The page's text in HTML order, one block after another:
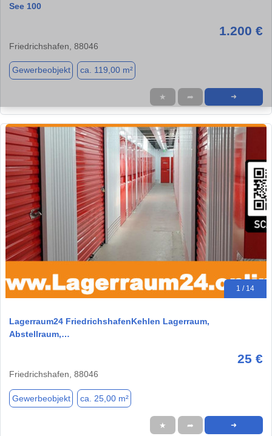
See 100
1.200 €
Friedrichshafen, 88046
Gewerbeobjekt ca. 119,00 m²
★ ➦ ➜
1 / 14
Lagerraum24 FriedrichshafenKehlen Lagerraum,
Abstellraum,…
25 €
Friedrichshafen, 88046
Gewerbeobjekt ca. 25,00 m²
★ ➦ ➜